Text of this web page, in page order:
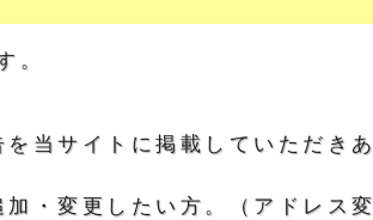
。
当サイトに掲載していただきあ
・変更したい方。（アドレス変